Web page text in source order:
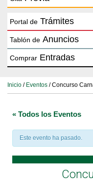
Portal de Trámites
Tablón de Anuncios
Comprar Entradas
Inicio / Eventos / Concurso
« Todos los Eventos
Este evento ha pasado.